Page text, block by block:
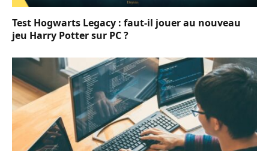
Test Hogwarts Legacy : faut-il jouer au nouveau
jeu Harry Potter sur PC ?